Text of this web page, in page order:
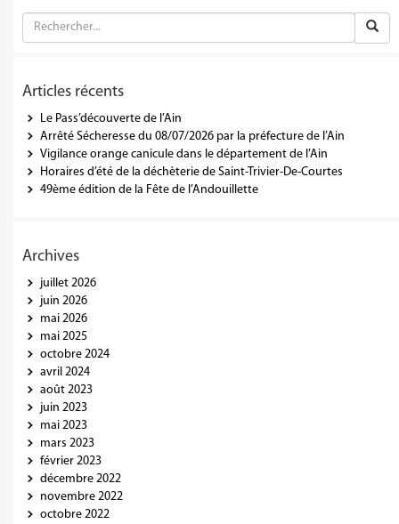
Articles récents
Le Pass’découverte de l’Ain
Arrêté Sécheresse du 08/07/2026 par la préfecture de l’Ain
Vigilance orange canicule dans le département de l’Ain
Horaires d’été de la déchèterie de Saint-Trivier-De-Courtes
49ème édition de la Fête de l’Andouillette
Archives
juillet 2026
juin 2026
mai 2026
mai 2025
octobre 2024
avril 2024
août 2023
juin 2023
mai 2023
mars 2023
février 2023
décembre 2022
novembre 2022
octobre 2022